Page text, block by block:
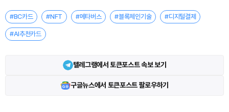
#BC카드 #NFT #메타버스 #블록체인기술 #디지털결제
#AI추천카드
텔레그램에서 토큰포스트 속보 보기
구글뉴스에서 토큰포스트 팔로우하기